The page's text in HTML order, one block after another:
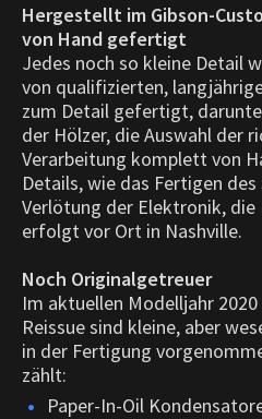
Hergestellt im Gibson-
von Hand gefertigt
Jedes noch so kleine Detail
von qualifizierten,
zum Detail gefertigt,
der Hölzer, die Auswahl der
Verarbeitung komplett von
Details, wie das Fertigen
Verlötung der Elektronik,
erfolgt vor Ort in Nashville.
Noch Originalgetreuer
Im aktuellen Modelljahr
Reissue sind kleine, aber
in der Fertigung
zählt:
Paper-In-Oil